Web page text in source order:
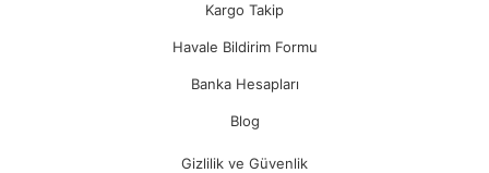
Kargo Takip
Havale Bildirim Formu
Banka Hesapları
Blog
Gizlilik ve Güvenlik